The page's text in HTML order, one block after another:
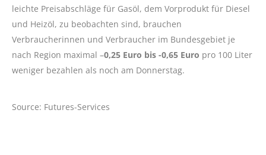
leichte Preisabschläge für Gasöl, dem Vorprodukt für Diesel
und Heizöl, zu beobachten sind, brauchen
Verbraucherinnen und Verbraucher im Bundesgebiet je
nach Region maximal –0,25 Euro bis -0,65 Euro pro 100 Liter
weniger bezahlen als noch am Donnerstag.
Source: Futures-Services